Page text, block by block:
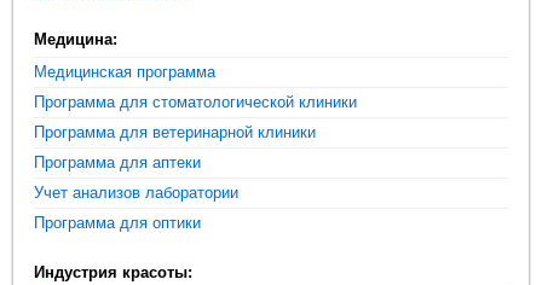
Медицина:
Медицинская программа
Программа для стоматологической клиники
Программа для ветеринарной клиники
Программа для аптеки
Учет анализов лаборатории
Программа для оптики
Индустрия красоты: